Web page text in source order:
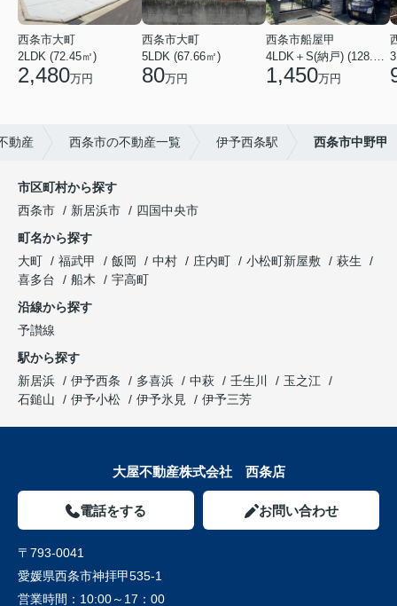
西条市大町
2LDK (72.45㎡)
2,480万円
西条市大町
5LDK (67.66㎡)
80万円
西条市船屋甲
4LDK＋S(納戸) (128.15㎡)
1,450万円
動産 西条市の不動産一覧 伊予西条駅 西条市中野甲
市区町村から探す
西条市
新居浜市
四国中央市
町名から探す
大町
福武甲 飯岡 中村 庄内町 小松町新屋敷
萩生
喜多台
船木
宇高町
沿線から探す
予讃線
駅から探す
新居浜
伊予西条 多喜浜 中萩 壬生川
玉之江
石鎚山
伊予小松 伊予氷見 伊予三芳
大屋不動産株式会社 西条店
電話をする お問い合わせ
〒793-0041
愛媛県西条市神拝甲535-1
営業時間： 10:00～17：00